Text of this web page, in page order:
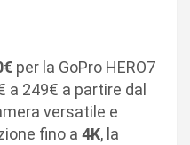
per la GoPro HERO7
a 249€ a partire dal
versatile e
fino a 4K, la